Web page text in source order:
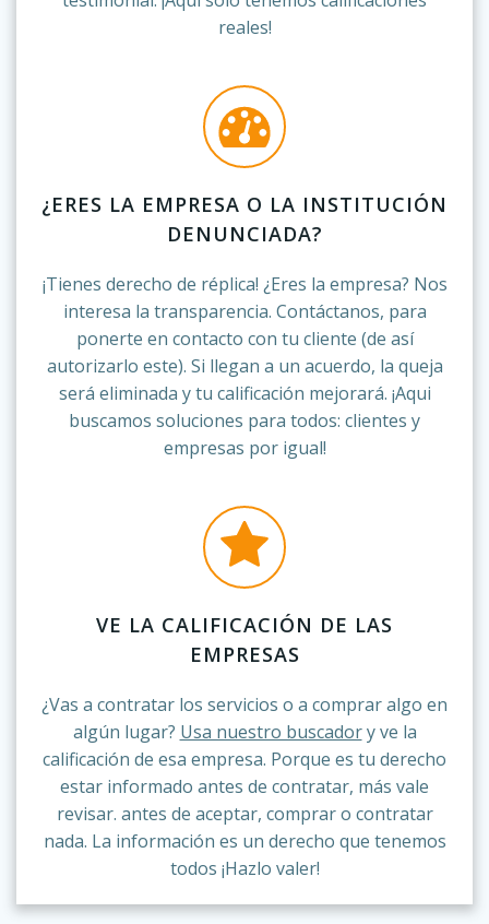
reales!
¿ERES LA EMPRESA O LA INSTITUCIÓN
DENUNCIADA?
¡Tienes derecho de réplica! ¿Eres la empresa? Nos
interesa la transparencia. Contáctanos, para
ponerte en contacto con tu cliente (de así
autorizarlo este). Si llegan a un acuerdo, la queja
será eliminada y tu calificación mejorará. ¡Aqui
buscamos soluciones para todos: clientes y
empresas por igual!
VE LA CALIFICACIÓN DE LAS
EMPRESAS
¿Vas a contratar los servicios o a comprar algo en
algún lugar? Usa nuestro buscadory ve la
calificación de esa empresa. Porque es tu derecho
estar informado antes de contratar, más vale
revisar. antes de aceptar, comprar o contratar
nada. La información es un derecho que tenemos
todos ¡Hazlo valer!